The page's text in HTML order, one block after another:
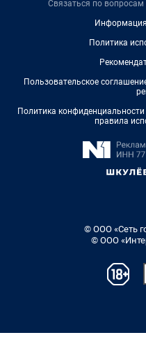
Связаться по вопросам
Политика
Пользовательское
Политика
правила
© ООО «Сеть
© ООО